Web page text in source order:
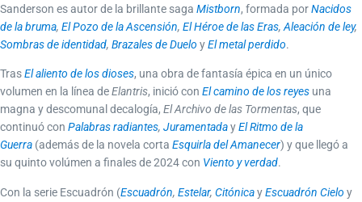
Sanderson es autor de la brillante saga Mistborn, formada porNacidos
de la bruma, El Pozo de la Ascensión, El Héroe de las Eras, Aleación de ley,
Sombras de identidad, Brazales de Duelo yEl metal perdido.
TrasEl aliento de los dioses, una obra de fantasía épica en un único
volumen en la línea deElantris, inició con El camino de los reyes una
magna y descomunal decalogía, El Archivo de las Tormentas, que
continuó con Palabras radiantes, JuramentadayEl Ritmo de la
Guerra (además de la novela corta Esquirla del Amanecer) y que llegó a
su quinto volúmen a finales de 2024 con Viento y verdad.
Con la serie Escuadrón (Escuadrón, Estelar, CitónicayEscuadrón Cielo y